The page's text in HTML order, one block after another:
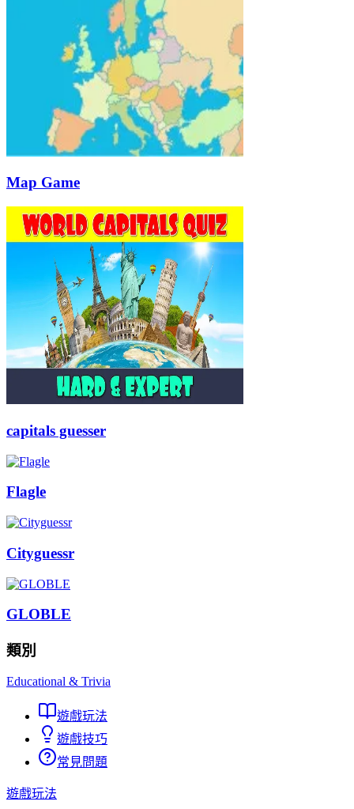
Map Game
capitals guesser
Flagle
Cityguessr
GLOBLE
類別
Educational & Trivia
遊戲玩法
遊戲技巧
常見問題
遊戲玩法